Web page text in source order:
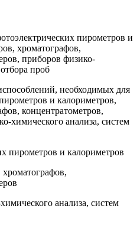
пирометров и
хроматографов,
приборов физико-
проб
необходимых для
и калориметров,
концентратометров,
химического анализа, систем
пирометров и калориметров
анализа, систем